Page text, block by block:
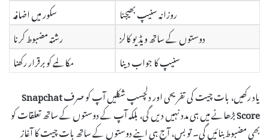
روزانہ سنیپ بھیجنا
سکور میں اضافہ
دوستوں کے ساتھ ویڈیو کالز
رشتہ مضبوط کرنا
سنیپ کا جواب دینا
مکالمے کو برقرار رکھنا
یاد رکھیں، بات چیت کی تفریحی اور دلچسپ شکلیں آپ کو صرفSnapchat
Scoreبڑھانے میں ہی مدد نہیں دیں گی، بلکہ آپ کے دوستوں کے ساتھ تعلقات کو
بھی مضبوط بنائیں گی۔ تو بس، آج ہی اپنے دوستوں کے ساتھ بات چیت کا آغاز